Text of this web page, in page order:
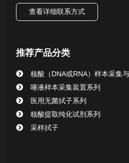
核酸（DNA&RNA）样本采集与保
核酸提取或纯化试剂
清洁验证棉签系列
动物检测试剂
查看详细联系方式
推荐产品分类
核酸（DNA或RNA）样本采集
唾液样本采集装置系列
医用无菌拭子系列
核酸提取纯化试剂系列
采样拭子